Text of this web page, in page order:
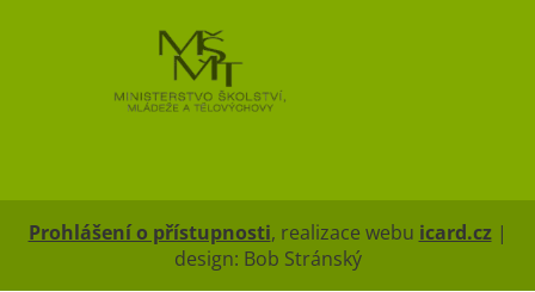
Prohlášení o přístupnosti, realizace webu icard.cz|
design: Bob Stránský